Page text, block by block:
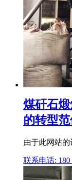
煤矸石
的转型
由于此网站的
联系电话: 180